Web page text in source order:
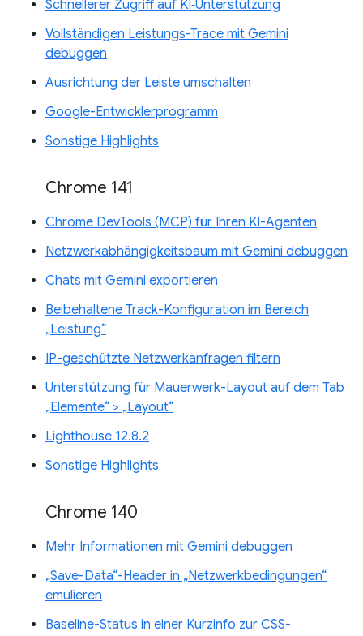
Schnellerer Zugriff auf KI‑Unterstützung
Vollständigen Leistungs-Trace mit Gemini
debuggen
Ausrichtung der Leiste umschalten
Google-Entwicklerprogramm
Sonstige Highlights
Chrome 141
Chrome DevTools (MCP) für Ihren KI-Agenten
Netzwerkabhängigkeitsbaum mit Gemini debuggen
Chats mit Gemini exportieren
Beibehaltene Track-Konfiguration im Bereich
„Leistung“
IP-geschützte Netzwerkanfragen filtern
Unterstützung für Mauerwerk-Layout auf dem Tab
„Elemente“ > „Layout“
Lighthouse 12.8.2
Sonstige Highlights
Chrome 140
Mehr Informationen mit Gemini debuggen
„Save-Data“-Header in „Netzwerkbedingungen“
emulieren
Baseline-Status in einer Kurzinfo zur CSS-